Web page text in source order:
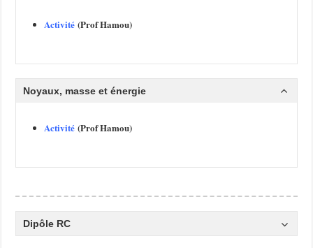
Activité (Prof Hamou)
Noyaux, masse et énergie
Activité (Prof Hamou)
Dipôle RC